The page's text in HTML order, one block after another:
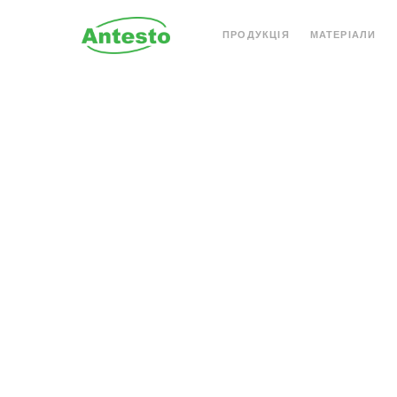
ПРОДУКЦІЯ МАТЕРІАЛИ